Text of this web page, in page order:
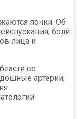
почки. Об
боли
лица и
ее
артерии,